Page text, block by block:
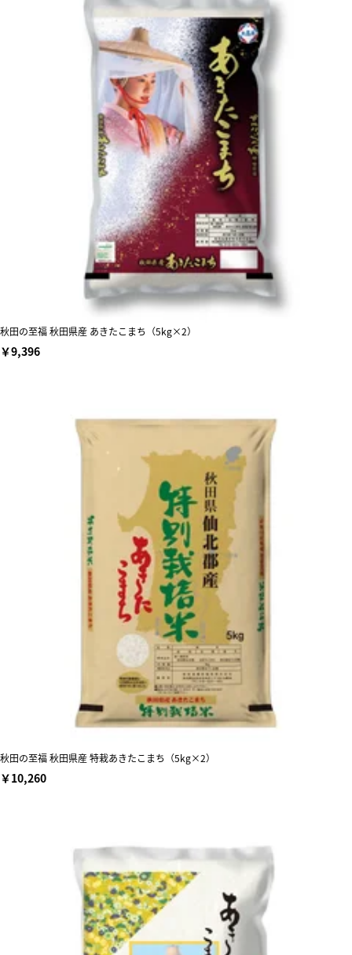
秋田の至福 秋田県産 あきたこまち（5kg×2）
￥9,396
秋田の至福 秋田県産 特栽あきたこまち（5kg×2）
￥10,260